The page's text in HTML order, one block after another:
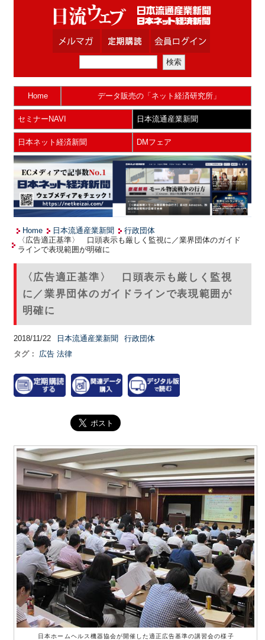
Home データ販売の「ネット経済研究所」
セミナーNAVI 日本流通産業新聞
日本ネット経済新聞 DMフェア
Home 日本流通産業新聞
行政団体
〈広告適正基準〉 口頭表示も厳しく監視に／業界団体のガイド
ラインで表現範囲が明確に
〈広告適正基準〉 口頭表示も厳しく監視
に／業界団体のガイドラインで表現範囲が
明確に
2018/11/22 日本流通産業新聞
行政団体
タグ：
広告 法律
日本ホームヘルス機器協会が開催した適正広告基準の講習会の様子